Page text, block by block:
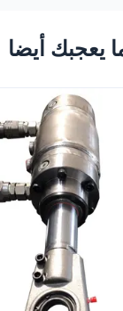
أيضا